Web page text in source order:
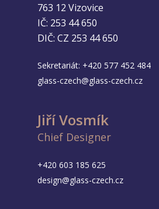
763 12 Vizovice
IČ: 253 44 650
DIČ: CZ 253 44 650
Sekretariát: +420 577 452 484
glass-czech@glass-czech.cz
Jiří Vosmík
Chief Designer
+420 603 185 625
design@glass-czech.cz